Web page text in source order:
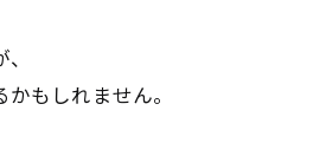
もしれません。